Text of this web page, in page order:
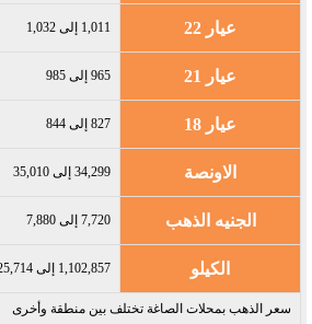
عيار 22 1,011 إلى 1,032
عيار 21 965 إلى 985
عيار 18 827 إلى 844
الاونصة 34,299 إلى 35,010
الجنيه الذهب 7,720 إلى 7,880
الكيلو 1,102,857 إلى 1,125,714
سعر الذهب بمحلات الصاغة تختلف بين منطقة وأخرى